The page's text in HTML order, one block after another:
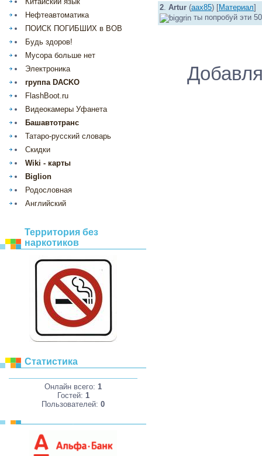
Нефтеавтоматика
ПОИСК ПОГИБШИХ в ВОВ
Будь здоров!
Мусора больше нет
Электроника
группа DACKO
FlashBoot.ru
Видеокамеры Уфанета
Башавтотранс
Татаро-русский словарь
Скидки
Wiki - карты
Biglion
Родословная
Английский
Территория без
наркотиков
Статистика
Онлайн всего: 1
Гостей: 1
Пользователей: 0
2. Artur (aax85) [Материал]
ты попробуй эти